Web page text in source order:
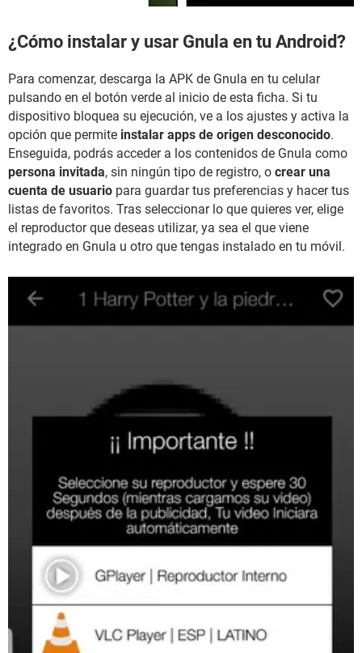
¿Cómo instalar y usar Gnula en tu Android?
Para comenzar, descarga la APK de Gnula en tu celular
pulsando en el botón verde al inicio de esta ficha. Si tu
dispositivo bloquea su ejecución, ve a los ajustes y activa la
opción que permite instalar apps de origen desconocido.
Enseguida, podrás acceder a los contenidos de Gnula como
persona invitada, sin ningún tipo de registro, o crear una
cuenta de usuario para guardar tus preferencias y hacer tus
listas de favoritos. Tras seleccionar lo que quieres ver, elige
el reproductor que deseas utilizar, ya sea el que viene
integrado en Gnula u otro que tengas instalado en tu móvil.